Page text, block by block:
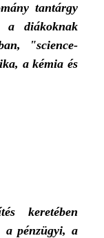
tantárgy
a diákoknak
"science-
a kémia és
keretében
a pénzügyi, a